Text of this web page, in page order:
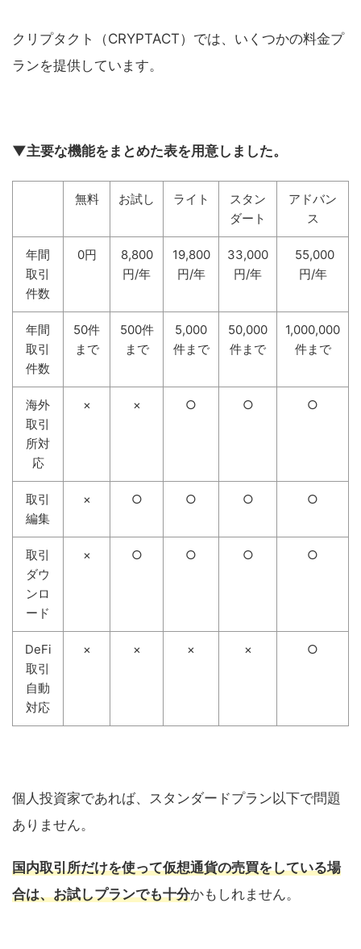
クリプタクト（CRYPTACT）では、いくつかの料金プ
ランを提供しています。
▼主要な機能をまとめた表を用意しました。
無料 お試し ライト
スタン
ダート
アドバン
ス
年間
取引
件数
0円
8,800
円/年
19,800
円/年
33,000
円/年
55,000
円/年
年間
取引
件数
50件
まで
500件
まで
5,000
件まで
50,000
件まで
1,000,000
件まで
海外
取引
所対
応
× × ○ ○ ○
取引
編集
× ○ ○ ○ ○
取引
ダウ
ンロ
ード
× ○ ○ ○ ○
DeFi
取引
自動
対応
× × × × ○
個人投資家であれば、スタンダードプラン以下で問題
ありません。
国内取引所だけを使って仮想通貨の売買をしている場
合は、お試しプランでも十分かもしれません。